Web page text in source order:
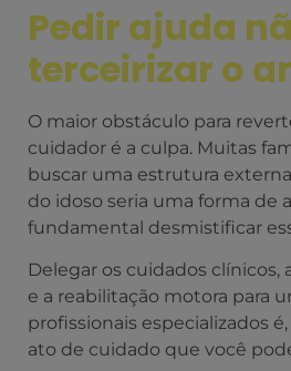
Pedir ajuda
terceirizar o
O maior obstáculo para
cuidador é a culpa. Muitas
buscar uma estrutura
do idoso seria uma forma de
fundamental desmistificar
Delegar os cuidados clínicos,
e a reabilitação motora para
profissionais especializados
ato de cuidado que você